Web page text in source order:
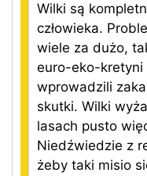
Wilki są
człowieka.
wiele za dużo,
euro-eko-kretyni
wprowadzili
skutki. Wilki
lasach pusto
Niedźwiedzie z
żeby taki misio